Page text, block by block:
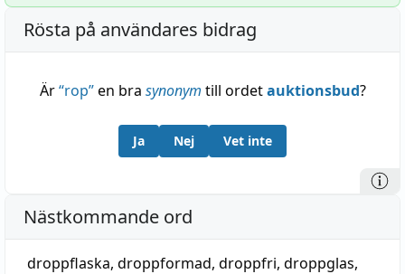
Rösta på användares bidrag
Är“rop”en bra synonym till ordetauktionsbud?
Ja Nej Vet inte
Nästkommande ord
droppflaska, droppformad, droppfri, droppglas,